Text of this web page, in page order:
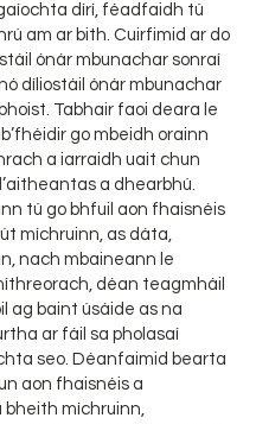
dírí, féadfaidh tú
am ar bith. Cuirfimid ar do
ónár mbunachar sonraí
díliostáil ónár mbunachar
Tabhair faoi deara le
go mbeidh orainn
a iarraidh uait chun
a dhearbhú.
tú go bhfuil aon fhaisnéis
míchruinn, as dáta,
nach mbaineann le
déan teagmháil
ag baint úsáide as na
ar fáil sa pholasaí
seo. Déanfaimid bearta
aon fhaisnéis a
míchruinn,